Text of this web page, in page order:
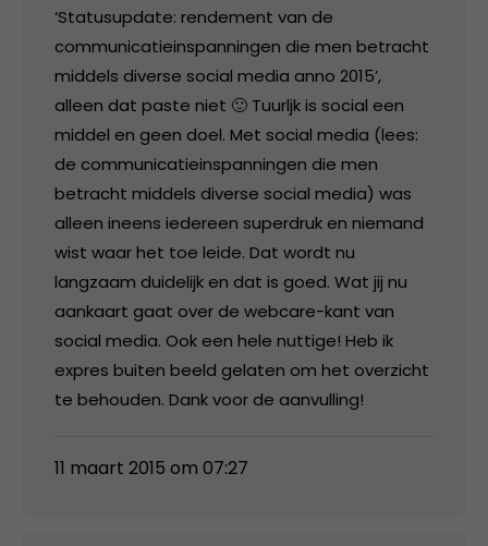
‘Statusupdate: rendement van de
communicatieinspanningen die men betracht
middels diverse social media anno 2015’,
alleen dat paste niet 🙂 Tuurljk is social een
middel en geen doel. Met social media (lees:
de communicatieinspanningen die men
betracht middels diverse social media) was
alleen ineens iedereen superdruk en niemand
wist waar het toe leide. Dat wordt nu
langzaam duidelijk en dat is goed. Wat jij nu
aankaart gaat over de webcare-kant van
social media. Ook een hele nuttige! Heb ik
expres buiten beeld gelaten om het overzicht
te behouden. Dank voor de aanvulling!
11 maart 2015 om 07:27